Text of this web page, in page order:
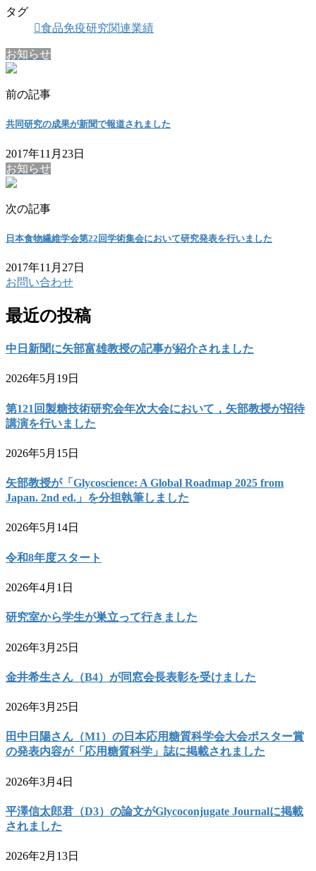
タグ
食品免疫研究関連業績
お知らせ
前の記事
共同研究の成果が新聞で報道されました
2017年11月23日
お知らせ
次の記事
日本食物繊維学会第22回学術集会において研究発表を行いました
2017年11月27日
お問い合わせ
最近の投稿
中日新聞に矢部富雄教授の記事が紹介されました
2026年5月19日
第121回製糖技術研究会年次大会において，矢部教授が招待
講演を行いました
2026年5月15日
矢部教授が「Glycoscience: A Global Roadmap 2025 from
Japan. 2nd ed.」を分担執筆しました
2026年5月14日
令和8年度スタート
2026年4月1日
研究室から学生が巣立って行きました
2026年3月25日
金井希生さん（B4）が同窓会長表彰を受けました
2026年3月25日
田中日陽さん（M1）の日本応用糖質科学会大会ポスター賞
の発表内容が「応用糖質科学」誌に掲載されました
2026年3月4日
平澤信太郎君（D3）の論文がGlycoconjugate Journalに掲載
されました
2026年2月13日